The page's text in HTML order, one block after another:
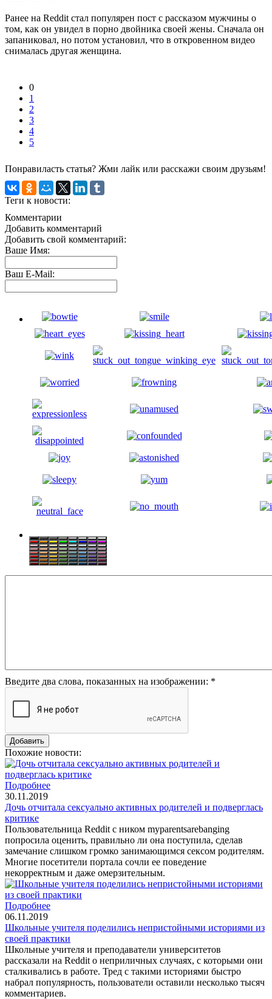
Ранее на Reddit стал популярен пост с рассказом мужчины о
том, как он увидел в порно двойника своей жены. Сначала он
запаниковал, но потом установил, что в откровенном видео
снималась другая женщина.
0
1
2
3
4
5
Понравиласть статья? Жми лайк или расскажи своим друзьям!
Теги к новости:
Комментарии
Добавить комментарий
Добавить свой комментарий:
Ваше Имя:
Ваш E-Mail:
Введите два слова, показанных на изображении: *
Похожие новости:
Подробнее
30.11.2019
Дочь отчитала сексуально активных родителей и подверглась
критике
Пользовательница Reddit с ником myparentsarebanging
попросила оценить, правильно ли она поступила, сделав
замечание слишком громко занимающимся сексом родителям.
Многие посетители портала сочли ее поведение
некорректным и даже омерзительным.
Подробнее
06.11.2019
Школьные учителя поделились непристойными историями из
своей практики
Школьные учителя и преподаватели университетов
рассказали на Reddit о неприличных случаях, с которыми они
сталкивались в работе. Тред с такими историями быстро
набрал популярность, пользователи оставили несколько тысяч
комментариев.